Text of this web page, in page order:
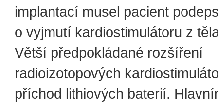
implantací musel pacient
o vyjmutí kardiostimulátoru z
Větší předpokládané rozšíření
radioizotopových
příchod lithiových baterií.